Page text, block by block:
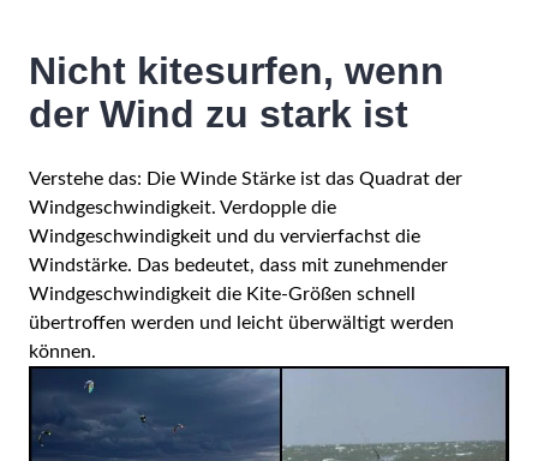
Nicht kitesurfen, wenn
der Wind zu stark ist
Verstehe das: Die Winde Stärke ist das Quadrat der
Windgeschwindigkeit. Verdopple die
Windgeschwindigkeit und du vervierfachst die
Windstärke. Das bedeutet, dass mit zunehmender
Windgeschwindigkeit die Kite-Größen schnell
übertroffen werden und leicht überwältigt werden
können.